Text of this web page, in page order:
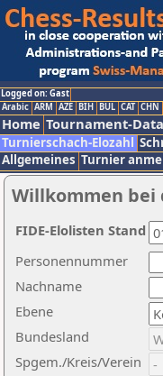
Logged on: Gast
Arabic ARM AZE BIH BUL CAT CHN
Home Tournament-
Turnierschach-Elozahl
Allgemeines Turnier
Willkommen bei
Nachname
Ebene
Personennummer
Bundesland
Spgem./Kreis/Verein
FIDE-Elolisten Stand